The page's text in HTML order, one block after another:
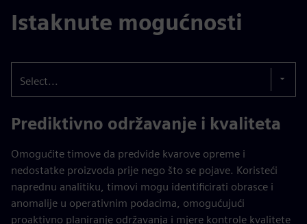
Istaknute mogućnosti
Select...
Prediktivno održavanje i kvaliteta
Omogućite timove da predvide kvarove opreme i
nedostatke proizvoda prije nego što se pojave. Koristeći
naprednu analitiku, timovi mogu identificirati obrasce i
anomalije u operativnim podacima, omogućujući
proaktivno planiranje održavanja i mjere kontrole kvalitete